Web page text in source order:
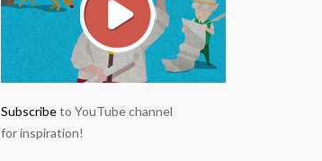
Subscribeto YouTube channel
for inspiration!